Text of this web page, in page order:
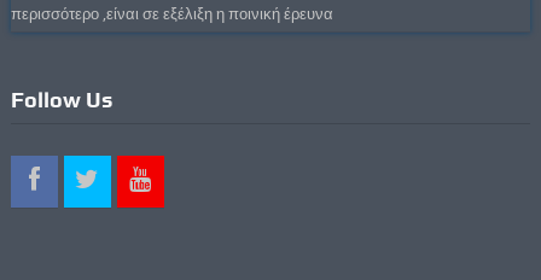
περισσότερο ,είναι σε εξέλιξη η ποινική έρευνα
Follow Us